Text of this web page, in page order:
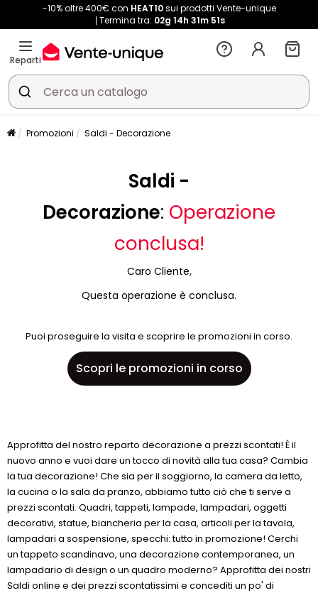
-10% oltre 400€ con HEAT10sui prodotti Vente-unique
Termina tra: 02g 14h 31m 51s
Reparti
Promozioni Saldi - Decorazione
Saldi -
Decorazione: Operazione
conclusa!
Caro Cliente,
Questa operazione è conclusa.
Puoi proseguire la visita e scoprire le promozioni in corso.
Scopri le promozioni in corso
Approfitta del nostro reparto decorazione a prezzi scontati! È il
nuovo anno e vuoi dare un tocco di novità alla tua casa? Cambia
la tua decorazione! Che sia per il soggiorno, la camera da letto,
la cucina o la sala da pranzo, abbiamo tutto ciò che ti serve a
prezzi scontati. Quadri, tappeti, lampade, lampadari, oggetti
decorativi, statue, biancheria per la casa, articoli per la tavola,
lampadari a sospensione, specchi: tutto in promozione! Cerchi
un tappeto scandinavo, una decorazione contemporanea, un
lampadario di design o un quadro moderno? Approfitta dei nostri
Saldi online e dei prezzi scontatissimi e concediti un po' di